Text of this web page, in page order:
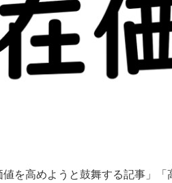
を高めようと鼓舞する記事」